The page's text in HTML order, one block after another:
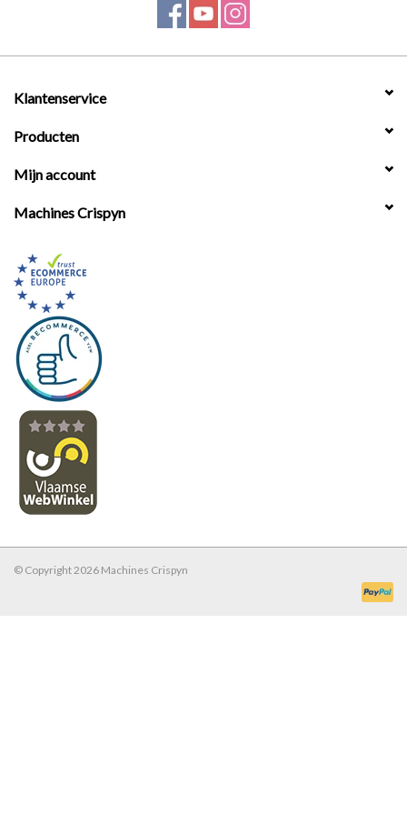
Machines |
Cadeaubonnen &
Relatiegeschenken |
Onderdelen |
Oliën & Smeermiddelen |
TIPS & KENNIS
Klantenservice
Producten
Mijn account
Machines Crispyn
© Copyright 2026 Machines Crispyn